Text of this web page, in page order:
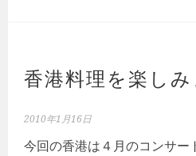
香港料理を楽しみ
2010年1月16日
今回の香港は４月のコンサー